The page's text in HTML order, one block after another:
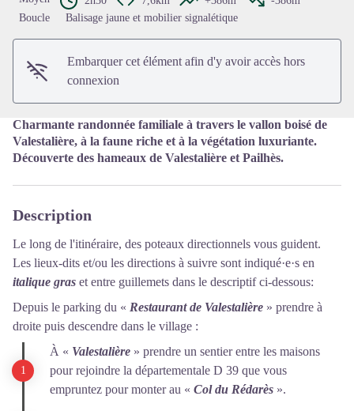
Boucle
Balisage jaune et mobilier signalétique
Embarquer cet élément afin d'y avoir accès hors
connexion
Charmante randonnée familiale à travers le vallon boisé de
Valestalière, à la faune riche et à la végétation luxuriante.
Découverte des hameaux de Valestalière et Pailhès.
Description
Le long de l'itinéraire, des poteaux directionnels vous guident.
Les lieux-dits et/ou les directions à suivre sont indiqué·e·s en
italique gras et entre guillemets dans le descriptif ci-dessous:
Depuis le parking du « Restaurant de Valestalière » prendre à
droite puis descendre dans le village :
À « Valestalière » prendre un sentier entre les maisons
pour rejoindre la départementale D 39 que vous
empruntez pour monter au « Col du Rédarès ».